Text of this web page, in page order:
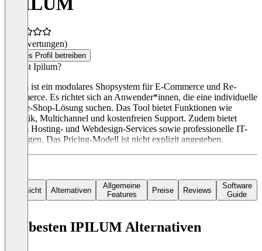
(0 Bewertungen)
Dieses Profil betreiben
Was ist Ipilum?
Ipilum ist ein modulares Shopsystem für E-Commerce und Re-
Commerce. Es richtet sich an Anwender*innen, die eine individuelle
Online-Shop-Lösung suchen. Das Tool bietet Funktionen wie
Logistik, Multichannel und kostenfreien Support. Zudem bietet
Ipilum Hosting- und Webdesign-Services sowie professionelle IT-
Lösungen. Das Pricing-Modell ist nicht explizit angegeben.
Übersicht Alternativen
Allgemeine
Features
Preise Reviews
Software
Guide
Die besten IPILUM Alternativen